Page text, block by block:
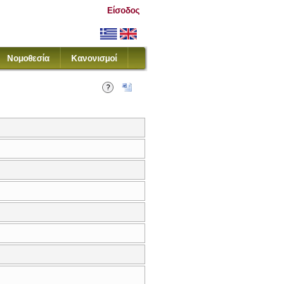
Είσοδος
Νομοθεσία Κανονισμοί